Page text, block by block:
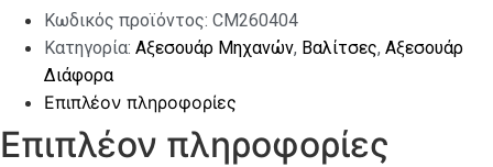
Κωδικός προϊόντος: CM260404
Κατηγορία: Αξεσουάρ Μηχανών, Βαλίτσες, Αξεσουάρ
Διάφορα
Επιπλέον πληροφορίες
Επιπλέον πληροφορίες